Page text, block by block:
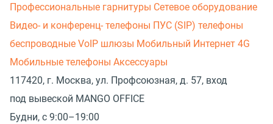
Профессиональные гарнитуры Сетевое оборудование
Видео- и конференц- телефоны ПУС (SIP) телефоны
беспроводные VoIP шлюзы Мобильный Интернет 4G
Мобильные телефоны Аксессуары
117420, г. Москва, ул. Профсоюзная, д. 57, вход
под вывеской MANGO OFFICE
Будни, с 9:00–19:00